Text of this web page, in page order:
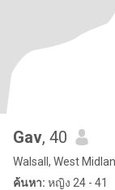
Gav, 40
Walsall, West
ค้นหา: หญิง 24 - 41